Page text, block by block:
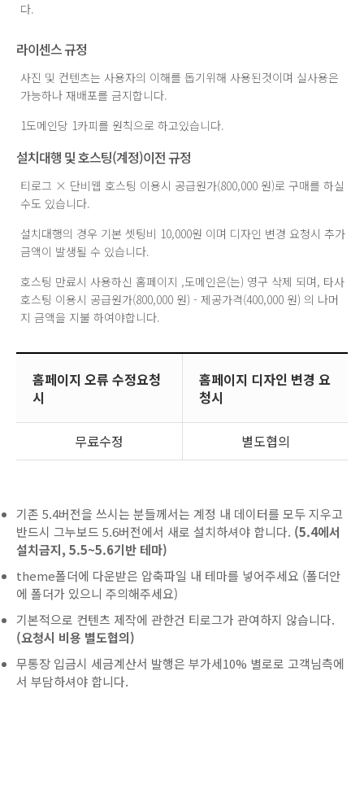
다.
라이센스 규정
사진 및 컨텐츠는 사용자의 이해를 돕기위해 사용된것이며 실사용은
가능하나 재배포를 금지합니다.
1도메인당 1카피를 원칙으로 하고있습니다.
설치대행 및 호스팅(계정)이전 규정
티로그 × 단비웹 호스팅 이용시 공급원가(800,000 원)로 구매를 하실
수도 있습니다.
설치대행의 경우 기본 셋팅비 10,000원 이며 디자인 변경 요청시 추가
금액이 발생될 수 있습니다.
호스팅 만료시 사용하신 홈페이지 ,도메인은(는) 영구 삭제 되며, 타사
호스팅 이용시 공급원가(800,000 원) - 제공가격(400,000 원) 의 나머
지 금액을 지불 하여야합니다.
홈페이지 오류 수정요청
시
홈페이지 디자인 변경 요
청시
무료수정 별도협의
기존 5.4버전을 쓰시는 분들께서는 계정 내 데이터를 모두 지우고
반드시 그누보드 5.6버전에서 새로 설치하셔야 합니다. (5.4에서
설치금지, 5.5~5.6기반 테마)
theme폴더에 다운받은 압축파일 내 테마를 넣어주세요 (폴더안
에 폴더가 있으니 주의해주세요)
기본적으로 컨텐츠 제작에 관한건 티로그가 관여하지 않습니다.
(요청시 비용 별도협의)
무통장 입금시 세금계산서 발행은 부가세10% 별로로 고객님측에
서 부담하셔야 합니다.